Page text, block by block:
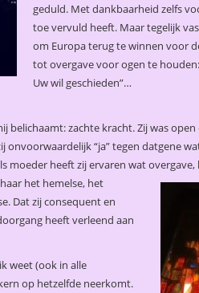
geduld. Met dankbaarheid zelfs
toe vervuld heeft. Maar tegelijk
om Europa terug te winnen voor
tot overgave voor ogen te
Uw wil geschieden”…
belichaamt: zachte kracht. Zij was
onvoorwaardelijk “ja” tegen datgene
moeder heeft zij ervaren wat
het hemelse, het
Dat zij consequent en
heeft verleend aan
weet (ook in alle
op hetzelfde neerkomt.